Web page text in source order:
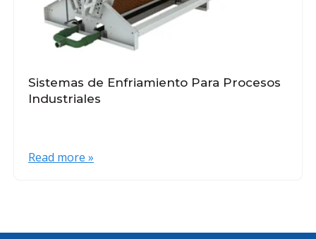
Sistemas de Enfriamiento Para Procesos
Industriales
Read more »